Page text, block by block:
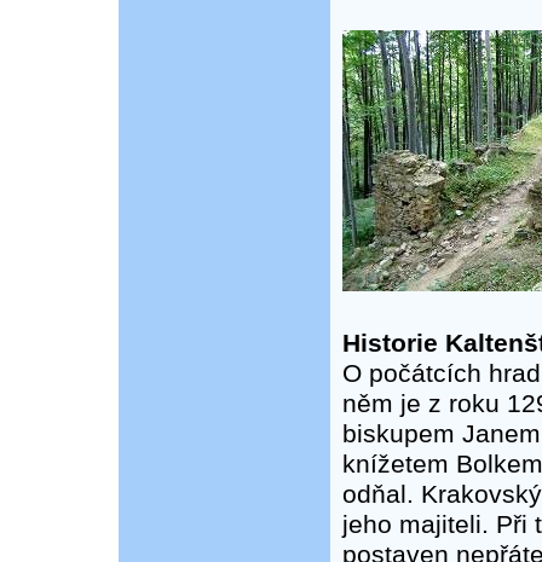
Historie
O počátcích
něm je z roku
biskupem
knížetem
odňal.
jeho majiteli. Při
postaven